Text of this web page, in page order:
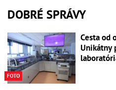
DOBRÉ SPRÁVY
FOTO
Cesta od
Unikátny